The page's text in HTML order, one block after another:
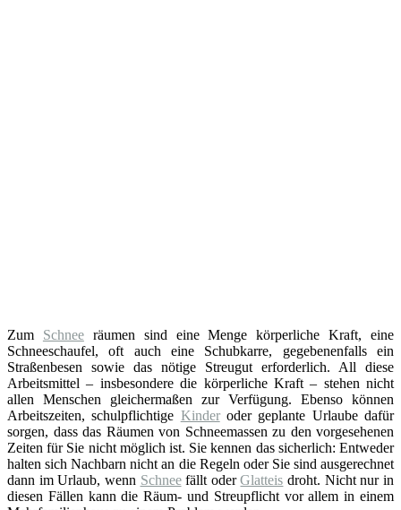
Zum Schneeräumen sind eine Menge körperliche Kraft, eine
Schneeschaufel, oft auch eine Schubkarre, gegebenenfalls ein
Straßenbesen sowie das nötige Streugut erforderlich. All diese
Arbeitsmittel – insbesondere die körperliche Kraft – stehen nicht
allen Menschen gleichermaßen zur Verfügung. Ebenso können
Arbeitszeiten, schulpflichtige Kinderoder geplante Urlaube dafür
sorgen, dass das Räumen von Schneemassen zu den vorgesehenen
Zeiten für Sie nicht möglich ist. Sie kennen das sicherlich: Entweder
halten sich Nachbarn nicht an die Regeln oder Sie sind ausgerechnet
dann im Urlaub, wenn Schneefällt oderGlatteis droht. Nicht nur in
diesen Fällen kann die Räum- und Streupflicht vor allem in einem